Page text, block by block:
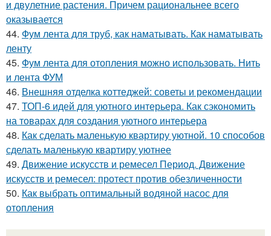
и двулетние растения. Причем рациональнее всего
оказывается
44. Фум лента для труб, как наматывать. Как наматывать
ленту
45. Фум лента для отопления можно использовать. Нить
и лента ФУМ
46. Внешняя отделка коттеджей: советы и рекомендации
47. ТОП-6 идей для уютного интерьера. Как сэкономить
на товарах для создания уютного интерьера
48. Как сделать маленькую квартиру уютной. 10 способов
сделать маленькую квартиру уютнее
49. Движение искусств и ремесел Период. Движение
искусств и ремесел: протест против обезличенности
50. Как выбрать оптимальный водяной насос для
отопления